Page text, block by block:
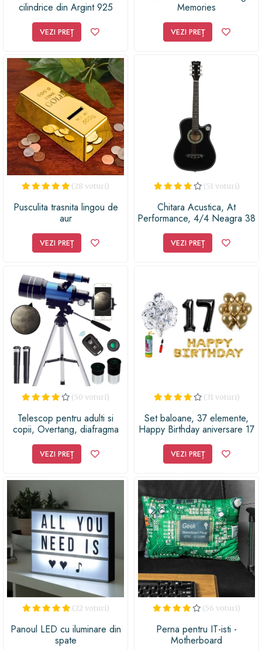
cilindrice din Argint 925
impletita - inchizatoare
carabina
VEZI PREȚ
Memories
VEZI PREȚ
(28 voturi)
Pusculita trasnita lingou de
aur
VEZI PREȚ
(51 voturi)
Chitara Acustica, At
Performance, 4/4 Neagra 38
metalice
VEZI PREȚ
(50 voturi)
Telescop pentru adulti si
copii, Overtang, diafragma
VEZI PREȚ
(31 voturi)
Set baloane, 37 elemente,
Happy Birthday aniversare 17
+ Butelie de heliu
VEZI PREȚ
(22 voturi)
Panoul LED cu iluminare din
spate
(56 voturi)
Perna pentru IT-isti -
Motherboard